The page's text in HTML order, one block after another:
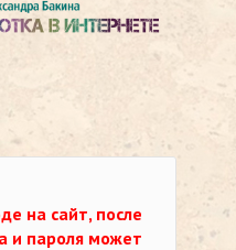
на сайт, после
и пароля может